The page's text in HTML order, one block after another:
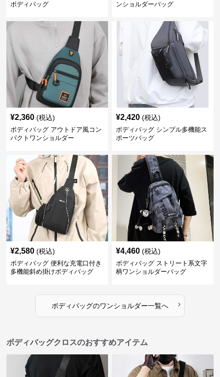
ボディバッグ
ンショルダーバッグ
¥2,360 (税込)
ボディバッグ アウトドア風コン
パクトワンショルダー
¥2,420 (税込)
ボディバッグ シンプル多機能ス
ポーツバッグ
¥2,580 (税込)
ボディバッグ 便利な充電口付き
多機能斜め掛けボディバッグ
¥4,460 (税込)
ボディバッグ ストリート系文字
柄ワンショルダーバッグ
ボディバッグのワンショルダー一覧へ ›
ボディバッグクロスのおすすめアイテム